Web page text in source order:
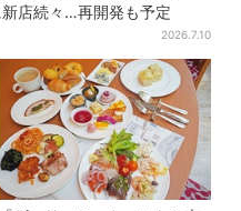
新店続々…再開発も予定
2026.7.10